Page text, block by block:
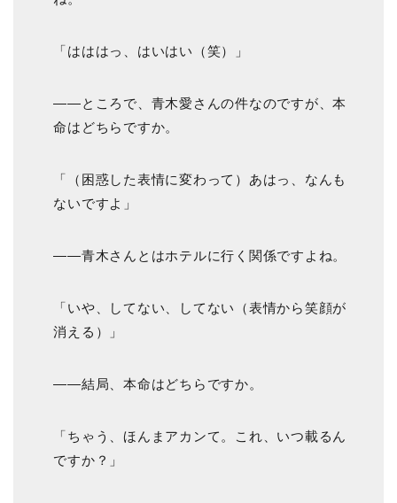
「はははっ、はいはい（笑）」
――ところで、青木愛さんの件なのですが、本
命はどちらですか。
「（困惑した表情に変わって）あはっ、なんも
ないですよ」
――青木さんとはホテルに行く関係ですよね。
「いや、してない、してない（表情から笑顔が
消える）」
――結局、本命はどちらですか。
「ちゃう、ほんまアカンて。これ、いつ載るん
ですか？」